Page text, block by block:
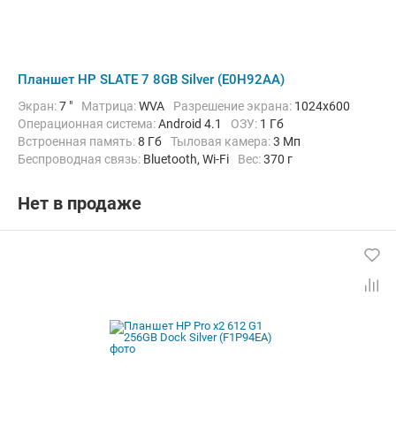
Планшет HP SLATE 7 8GB Silver (E0H92AA)
Экран:7 " Матрица:WVA Разрешение экрана: 1024х600
Операционная система:Android 4.1 ОЗУ: 1 Гб
Встроенная память:8 Гб Тыловая камера:3 Мп
Беспроводная связь: Bluetooth, Wi-Fi Вес:370 г
Нет в продаже